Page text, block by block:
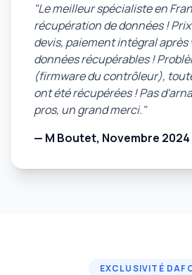
"Le meilleur spécialiste en
récupération de données !
devis, paiement intégral
données récupérables !
(firmware du contrôleur),
ont été récupérées ! Pas
pros, un grand merci."
— M Boutet, Novembre 2024
EXCLUSIVITÉ